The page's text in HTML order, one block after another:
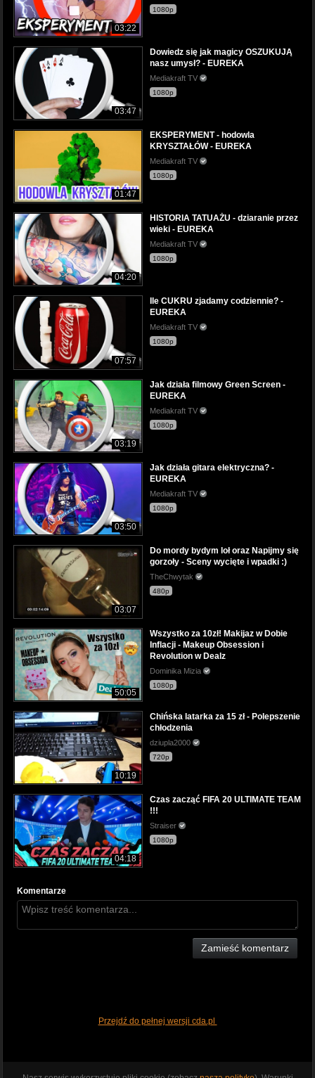
03:22
1080p
03:47
Dowiedz się jak magicy OSZUKUJĄ
nasz umysł? - EUREKA
Mediakraft TV
1080p
01:47
EKSPERYMENT - hodowla
KRYSZTAŁÓW - EUREKA
Mediakraft TV
1080p
04:20
HISTORIA TATUAŻU - dziaranie przez
wieki - EUREKA
Mediakraft TV
1080p
07:57
Ile CUKRU zjadamy codziennie? -
EUREKA
Mediakraft TV
1080p
03:19
Jak działa filmowy Green Screen -
EUREKA
Mediakraft TV
1080p
03:50
Jak działa gitara elektryczna? -
EUREKA
Mediakraft TV
1080p
03:07
Do mordy bydym loł oraz Napijmy się
gorzoły - Sceny wycięte i wpadki :)
TheChwytak
480p
50:05
Wszystko za 10zł! Makijaz w Dobie
Inflacji - Makeup Obsession i
Revolution w Dealz
Dominika Mizia
1080p
10:19
Chińska latarka za 15 zł - Polepszenie
chłodzenia
dziupla2000
720p
04:18
Czas zacząć FIFA 20 ULTIMATE TEAM
!!!
Straiser
1080p
Komentarze
Zamieść komentarz
Przejdź do pełnej wersji cda.pl